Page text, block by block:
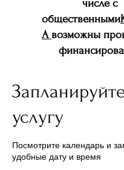
числе с
общественными
Aвозможны
услугу
Посмотрите календарь и
удобные дату и время